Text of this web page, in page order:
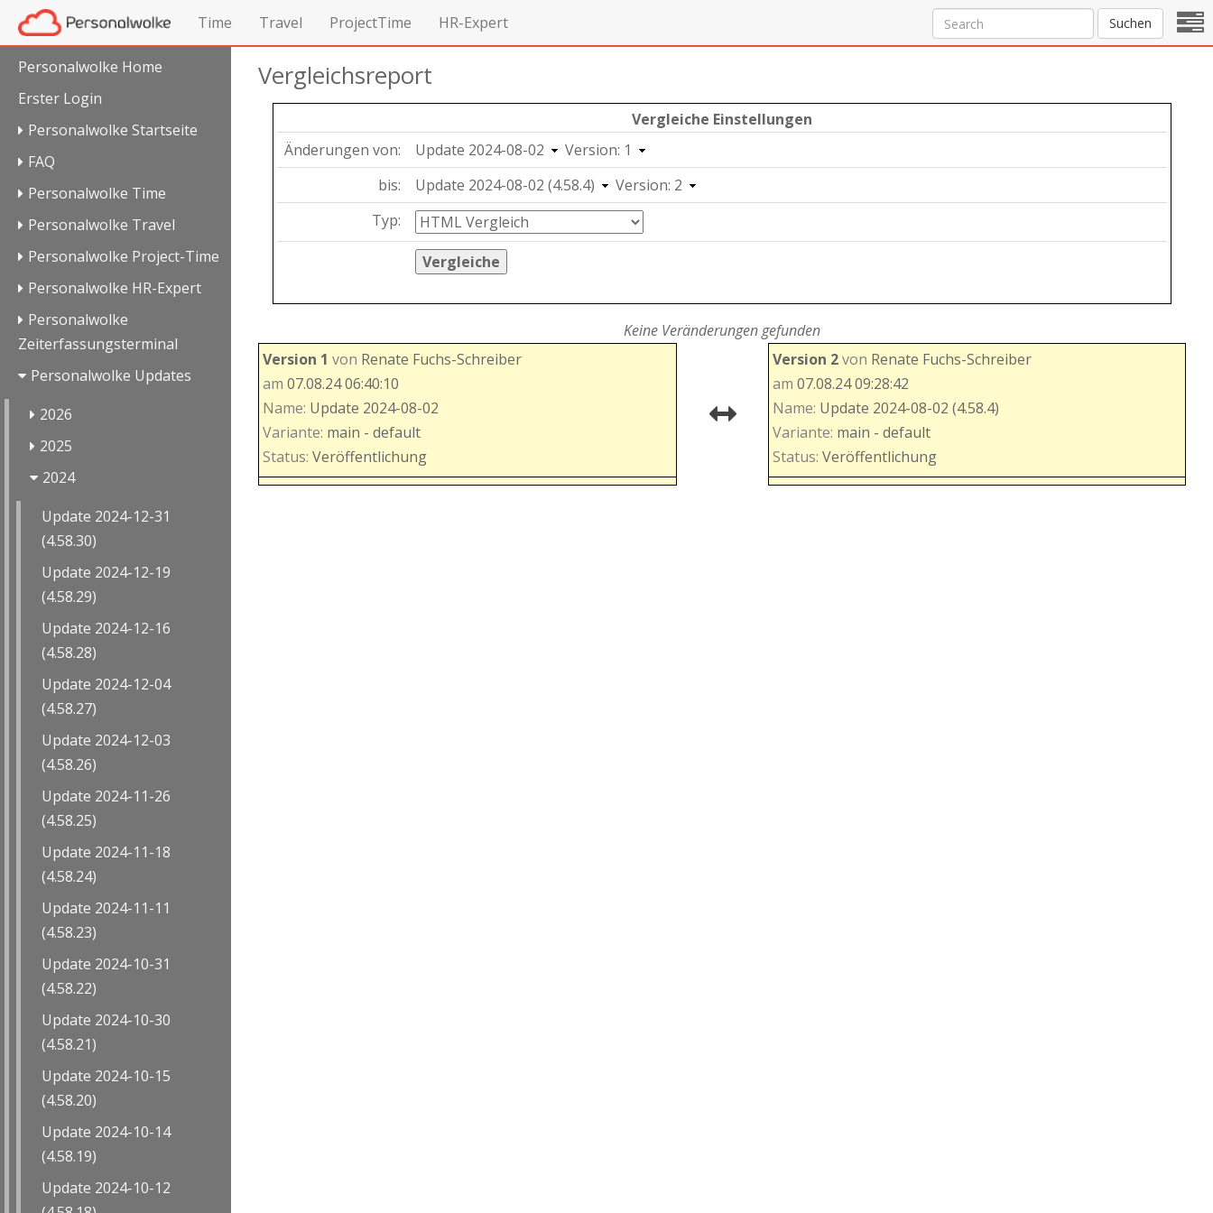
Time Travel ProjectTime HR-Expert Suchen
Personalwolke Home
Erster Login
Personalwolke Startseite
FAQ
Personalwolke Time
Personalwolke Travel
Personalwolke Project-Time
Personalwolke HR-Expert
Personalwolke
Zeiterfassungsterminal
Personalwolke Updates
2026
2025
2024
Update 2024-12-31
(4.58.30)
Update 2024-12-19
(4.58.29)
Update 2024-12-16
(4.58.28)
Update 2024-12-04
(4.58.27)
Update 2024-12-03
(4.58.26)
Update 2024-11-26
(4.58.25)
Update 2024-11-18
(4.58.24)
Update 2024-11-11
(4.58.23)
Update 2024-10-31
(4.58.22)
Update 2024-10-30
(4.58.21)
Update 2024-10-15
(4.58.20)
Update 2024-10-14
(4.58.19)
Update 2024-10-12
Vergleichsreport
Vergleiche Einstellungen
Änderungen von:
Update 2024-08-02
Version: 1
bis:
Update 2024-08-02 (4.58.4)
Version: 2
Typ:
Vergleiche
Keine Veränderungen gefunden
Version 1 von Renate Fuchs-Schreiber
am 07.08.24 06:40:10
Name: Update 2024-08-02
Variante: main - default
Status: Veröffentlichung
Version 2von Renate Fuchs-Schreiber
am 07.08.24 09:28:42
Name: Update 2024-08-02 (4.58.4)
Variante: main - default
Status: Veröffentlichung